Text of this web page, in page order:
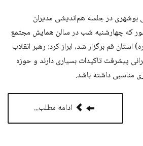
در جلسه هم‌اندیشی مدیران
که چهارشنبه شب در سالن همایش مجتمع
قم برگزار شد، ابراز کرد: رهبر انقلاب
پیشرفت تاکیدات بسیاری دارند و حوزه
مناسبی داشته باشد.
ادامه مطلب...